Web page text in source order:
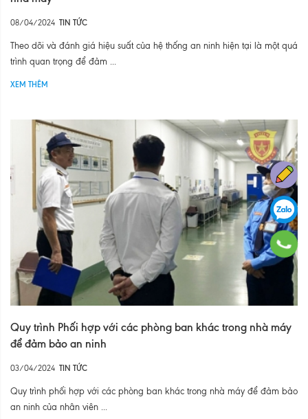
08/04/2024 TIN TỨC
Theo dõi và đánh giá hiệu suất của hệ thống an ninh hiện tại là một quá
trình quan trọng để đảm ...
XEM THÊM
Quy trình Phối hợp với các phòng ban khác trong nhà máy
để đảm bảo an ninh
03/04/2024 TIN TỨC
Quy trình phối hợp với các phòng ban khác trong nhà máy để đảm bảo
an ninh của nhân viên ...